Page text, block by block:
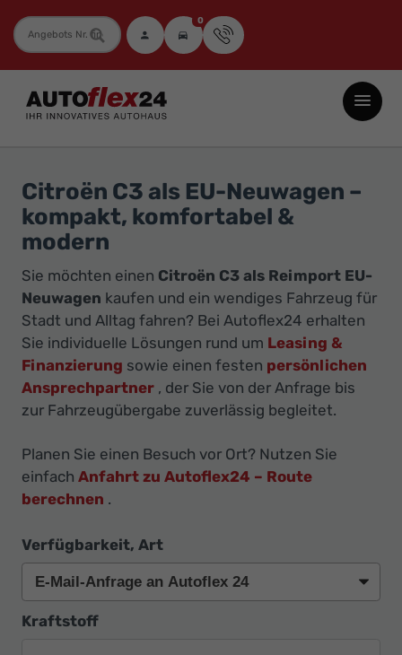
Fahrzeugnummer 0
Autoflex24
GmbH
Neuwagen
Jahreswagen
und
Gebrauchtwagen
zu
Top-
Preisen
-
Ihr
Autohaus
Citroën C3 als EU-Neuwagen –
kompakt, komfortabel &
modern
Sie möchten einen Citroën C3 als Reimport EU-
Neuwagen kaufen und ein wendiges Fahrzeug für
Stadt und Alltag fahren? Bei Autoflex24 erhalten
Sie individuelle Lösungen rund um Leasing &
Finanzierung sowie einen festen persönlichen
Ansprechpartner , der Sie von der Anfrage bis
zur Fahrzeugübergabe zuverlässig begleitet.
Planen Sie einen Besuch vor Ort? Nutzen Sie
einfach Anfahrt zu Autoflex24 – Route
berechnen .
Verfügbarkeit, Art
Kraftstoff